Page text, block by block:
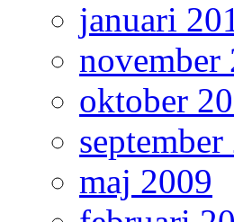
januari
november
oktober
maj 2009